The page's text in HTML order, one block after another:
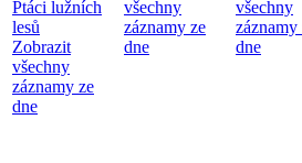
Ptáci lužních
lesů
Zobrazit
všechny
záznamy ze
dne
všechny
záznamy ze
dne
všechny
záznamy
dne